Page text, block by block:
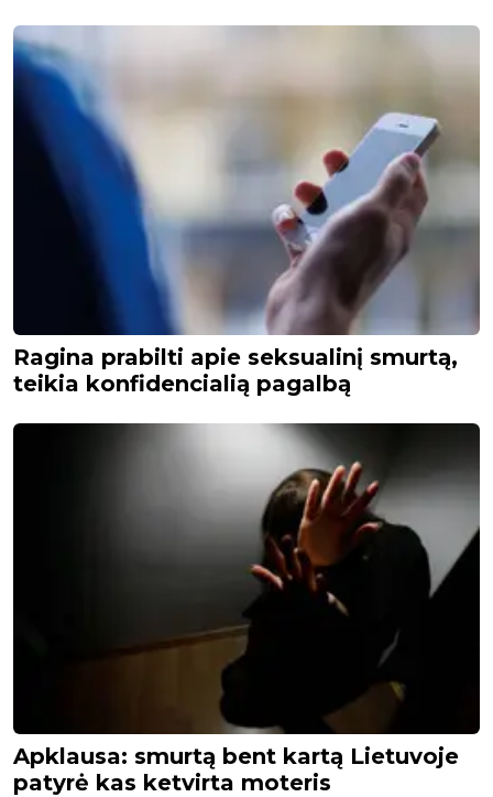
Ragina prabilti apie seksualinį smurtą,
teikia konfidencialią pagalbą
Apklausa: smurtą bent kartą Lietuvoje
patyrė kas ketvirta moteris